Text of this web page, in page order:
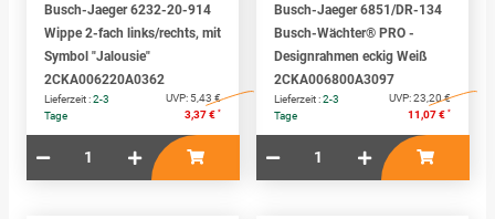
Busch-Jaeger 6232-20-914
Wippe 2-fach links/rechts, mit
Symbol "Jalousie"
2CKA006220A0362
Lieferzeit :2-3
Tage
UVP: 5,43 €
3,37 € *
Busch-Jaeger 6851/DR-134
Busch-Wächter® PRO -
Designrahmen eckig Weiß
2CKA006800A3097
Lieferzeit :2-3
Tage
UVP:23,20 €
11,07 € *